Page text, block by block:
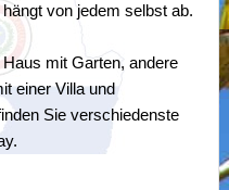
von jedem selbst ab.
mit Garten, andere
einer Villa und
Sie verschiedenste